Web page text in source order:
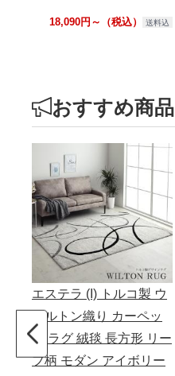
18,090円～（税込） 送料込
おすすめ商品
エステラ (I) トルコ製 ウ
ィルトン織り カーペッ
ト ラグ 絨毯 長方形 リー
フ柄 モダン アイボリー